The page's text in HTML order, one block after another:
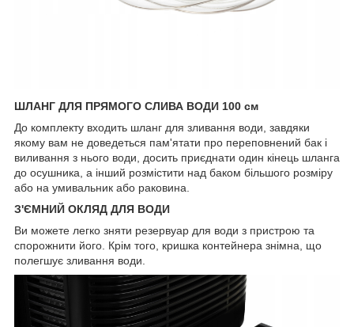
ШЛАНГ ДЛЯ ПРЯМОГО СЛИВА ВОДИ 100 см
До комплекту входить шланг для зливання води, завдяки
якому вам не доведеться пам'ятати про переповнений бак і
виливання з нього води, досить приєднати один кінець шланга
до осушника, а інший розмістити над баком більшого розміру
або на умивальник або раковина.
З'ЄМНИЙ ОКЛЯД ДЛЯ ВОДИ
Ви можете легко зняти резервуар для води з пристрою та
спорожнити його. Крім того, кришка контейнера знімна, що
полегшує зливання води.